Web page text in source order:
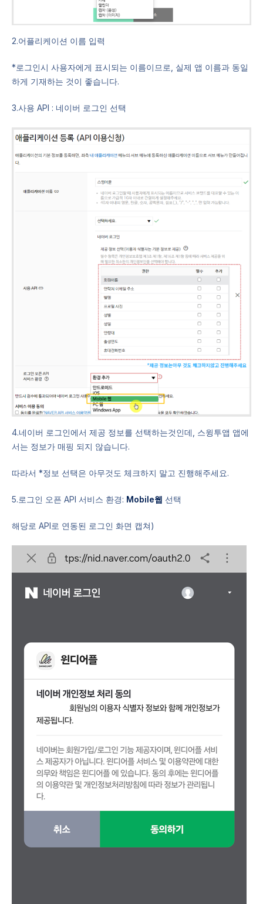
2.어플리케이션 이름 입력
*로그인시 사용자에게 표시되는 이름이므로, 실제 앱 이름과 동일
하게 기재하는 것이 좋습니다.
3.사용 API : 네이버 로그인 선택
4.네이버 로그인에서 제공 정보를 선택하는것인데, 스윙투앱 앱에
서는 정보가 매핑 되지 않습니다.
따라서 *정보 선택은 아무것도 체크하지 말고 진행해주세요.
5.로그인 오픈 API 서비스 환경: Mobile웹 선택
해당로 API로 연동된 로그인 화면 캡쳐)